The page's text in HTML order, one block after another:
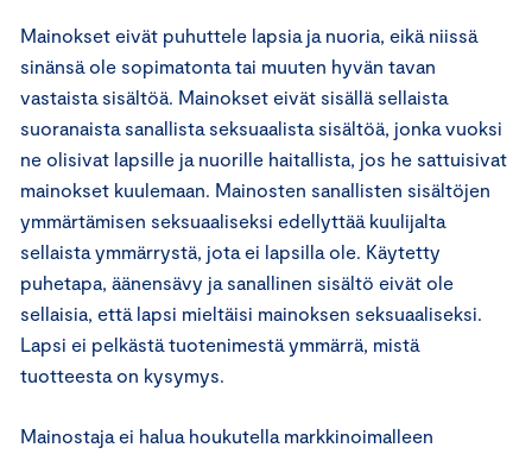
Mainokset eivät puhuttele lapsia ja nuoria, eikä niissä
sinänsä ole sopimatonta tai muuten hyvän tavan
vastaista sisältöä. Mainokset eivät sisällä sellaista
suoranaista sanallista seksuaalista sisältöä, jonka vuoksi
ne olisivat lapsille ja nuorille haitallista, jos he sattuisivat
mainokset kuulemaan. Mainosten sanallisten sisältöjen
ymmärtämisen seksuaaliseksi edellyttää kuulijalta
sellaista ymmärrystä, jota ei lapsilla ole. Käytetty
puhetapa, äänensävy ja sanallinen sisältö eivät ole
sellaisia, että lapsi mieltäisi mainoksen seksuaaliseksi.
Lapsi ei pelkästä tuotenimestä ymmärrä, mistä
tuotteesta on kysymys.
Mainostaja ei halua houkutella markkinoimalleen